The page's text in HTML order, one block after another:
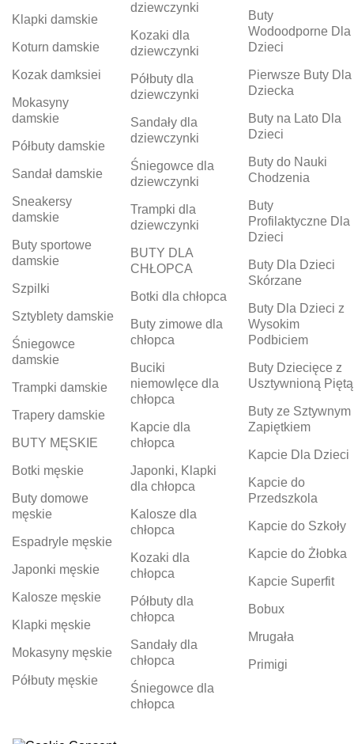
Klapki damskie
Koturn damskie
Kozak damksiei
Mokasyny
damskie
Półbuty damskie
Sandał damskie
Sneakersy
damskie
Buty sportowe
damskie
Szpilki
Sztyblety damskie
Śniegowce
damskie
Trampki damskie
Trapery damskie
BUTY MĘSKIE
Botki męskie
Buty domowe
męskie
Espadryle męskie
Japonki męskie
Kalosze męskie
Klapki męskie
Mokasyny męskie
Półbuty męskie
dziewczynki
Kozaki dla
dziewczynki
Półbuty dla
dziewczynki
Sandały dla
dziewczynki
Śniegowce dla
dziewczynki
Trampki dla
dziewczynki
BUTY DLA
CHŁOPCA
Botki dla chłopca
Buty zimowe dla
chłopca
Buciki
niemowlęce dla
chłopca
Kapcie dla
chłopca
Japonki, Klapki
dla chłopca
Kalosze dla
chłopca
Kozaki dla
chłopca
Półbuty dla
chłopca
Sandały dla
chłopca
Śniegowce dla
chłopca
Buty
Wodoodporne Dla
Dzieci
Pierwsze Buty Dla
Dziecka
Buty na Lato Dla
Dzieci
Buty do Nauki
Chodzenia
Buty
Profilaktyczne Dla
Dzieci
Buty Dla Dzieci
Skórzane
Buty Dla Dzieci z
Wysokim
Podbiciem
Buty Dziecięce z
Usztywnioną Piętą
Buty ze Sztywnym
Zapiętkiem
Kapcie Dla Dzieci
Kapcie do
Przedszkola
Kapcie do Szkoły
Kapcie do Żłobka
Kapcie Superfit
Bobux
Mrugała
Primigi